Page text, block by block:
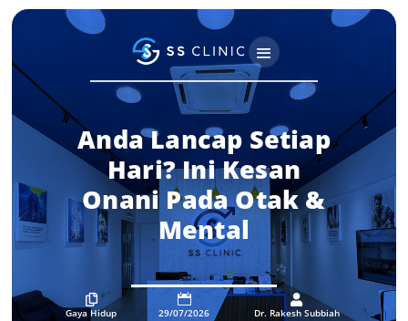
Anda Lancap Setiap
Hari? Ini Kesan
Onani Pada Otak &
Mental

Gaya Hidup

29/07/2026

Dr. Rakesh Subbiah